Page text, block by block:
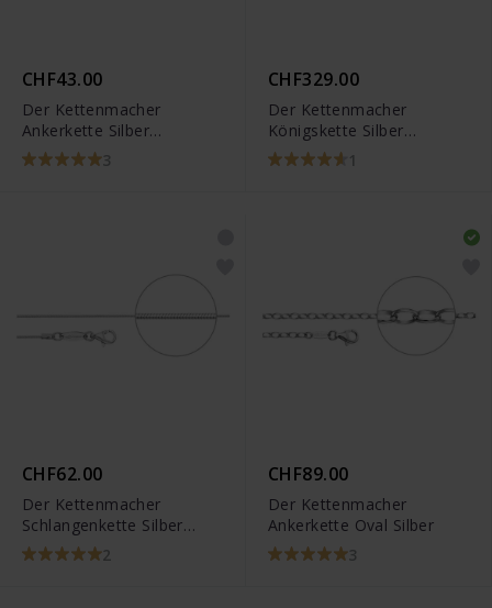
CHF43.00
Der Kettenmacher
Ankerkette Silber
Diamantiert3
CHF329.00
Der Kettenmacher
Königskette Silber
Diamantiert1
CHF62.00
Der Kettenmacher
Schlangenkette Silber
Diamantiert2
CHF89.00
Der Kettenmacher
Ankerkette Oval Silber
3